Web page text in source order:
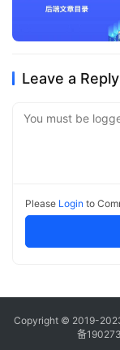
Leave a Reply
You must be
Please Login to
Copyright © 2019-
备